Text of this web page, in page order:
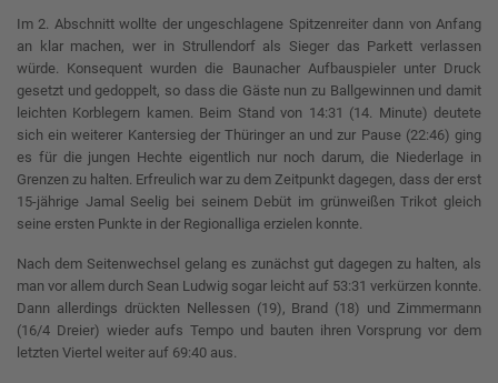
Im 2. Abschnitt wollte der ungeschlagene Spitzenreiter dann von Anfang
an klar machen, wer in Strullendorf als Sieger das Parkett verlassen
würde. Konsequent wurden die Baunacher Aufbauspieler unter Druck
gesetzt und gedoppelt, so dass die Gäste nun zu Ballgewinnen und damit
leichten Korblegern kamen. Beim Stand von 14:31 (14. Minute) deutete
sich ein weiterer Kantersieg der Thüringer an und zur Pause (22:46) ging
es für die jungen Hechte eigentlich nur noch darum, die Niederlage in
Grenzen zu halten. Erfreulich war zu dem Zeitpunkt dagegen, dass der erst
15-jährige Jamal Seelig bei seinem Debüt im grünweißen Trikot gleich
seine ersten Punkte in der Regionalliga erzielen konnte.
Nach dem Seitenwechsel gelang es zunächst gut dagegen zu halten, als
man vor allem durch Sean Ludwig sogar leicht auf 53:31 verkürzen konnte.
Dann allerdings drückten Nellessen (19), Brand (18) und Zimmermann
(16/4 Dreier) wieder aufs Tempo und bauten ihren Vorsprung vor dem
letzten Viertel weiter auf 69:40 aus.